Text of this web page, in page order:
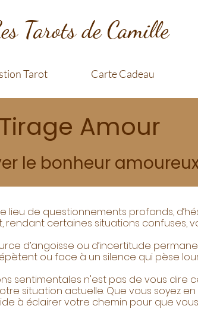
Tarots de Camille
Tarot Carte Cadeau
Tirage Amour
le bonheur
de questionnements profonds,
rendant certaines situations confuses,
d’angoisse ou d’incertitude
ou face à un silence qui pèse
sentimentales n'est pas de vous dire
situation actuelle. Que vous soyez
à éclairer votre chemin pour que